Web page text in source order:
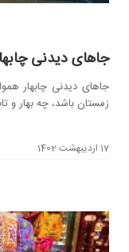
جاهای دیدنی
جاهای دیدنی چابهار
زمستان باشد، چه بهار و
17 اردیبهشت 1402